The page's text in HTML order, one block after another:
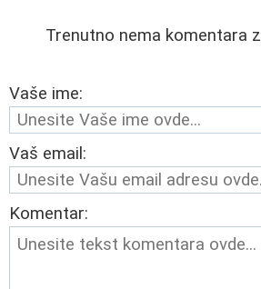
Trenutno nema komentara
Vaše ime:
Vaš email:
Komentar: